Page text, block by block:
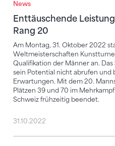
News
Enttäuschende
Rang 20
Am Montag, 31. Oktober 2022
Weltmeisterschaften
Qualifikation der Männer an.
sein Potential nicht abrufen und
Erwartungen. Mit dem 20.
Plätzen 39 und 70 im
Schweiz frühzeitig beendet.
31.10.2022